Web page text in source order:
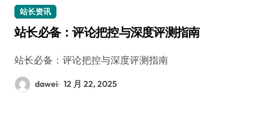
站长资讯
站长必备：评论把控与深度评测指南
站长必备：评论把控与深度评测指南
dawei 12 月 22, 2025